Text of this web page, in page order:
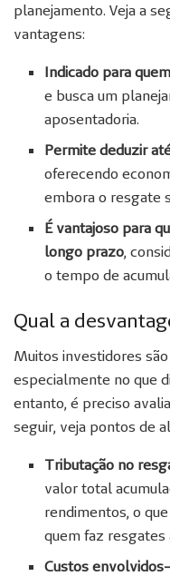
planejamento. Veja a
vantagens:
Indicado para
e busca um
aposentadoria.
Permite deduzir
oferecendo
embora o resgate
É vantajoso para
longo prazo,
o tempo de
Qual a
Muitos investidores
especialmente no que
entanto, é preciso
seguir, veja pontos de
Tributação no
valor total
rendimentos, o
quem faz resgates
Custos envolvidos-